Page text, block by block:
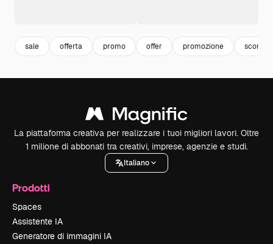
sale offerta promo offer promozione sconti
La piattaforma creativa per realizzare i tuoi migliori lavori. Oltre
1 milione di abbonati tra creativi, imprese, agenzie e studi.
Italiano
Prodotti
Spaces
Assistente IA
Generatore di immagini IA